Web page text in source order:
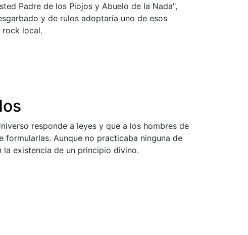
Padre de los Piojos y Abuelo de la Nada",
y de rulos adoptaría uno de esos
rock local.
responde a leyes y que a los hombres de
Aunque no practicaba ninguna de
la existencia de un principio divino.